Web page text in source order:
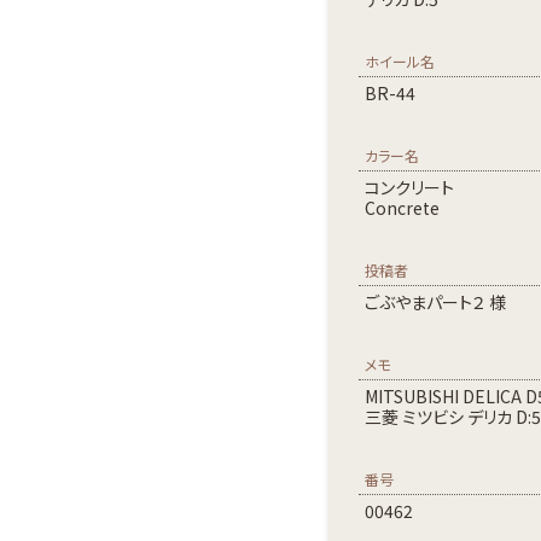
ホイール名
BR-44
カラー名
コンクリート
Concrete
投稿者
ごぶやまパート２ 様
メモ
MITSUBISHI DELICA
三菱 ミツビシ デリカ D:5
番号
00462